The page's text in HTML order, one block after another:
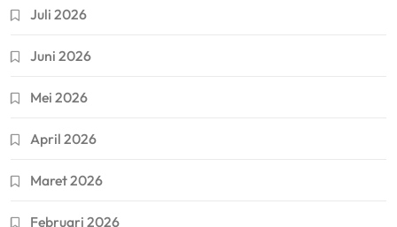
Juli 2026
Juni 2026
Mei 2026
April 2026
Maret 2026
Februari 2026